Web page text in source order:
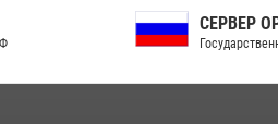
СЕРВЕР ОРГАНОВ
Государственной власти РФ